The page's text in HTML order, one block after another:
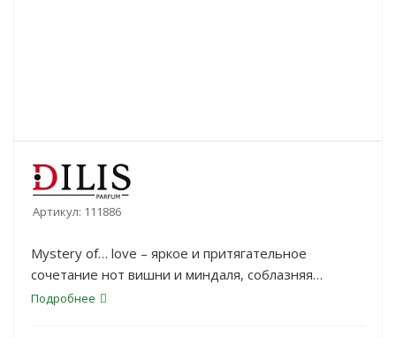
Артикул: 111886
Mystery of… love – яркое и притягательное
сочетание нот вишни и миндаля, соблазняя
каждого вокруг, очаровывая и искушая. Сладкая и
Подробнее